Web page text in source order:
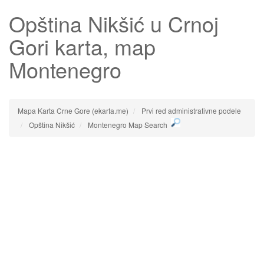
Opština Nikšić u Crnoj
Gori karta, map
Montenegro
Mapa Karta Crne Gore (ekarta.me)
Prvi red administrativne podele
Opština Nikšić
Montenegro Map Search